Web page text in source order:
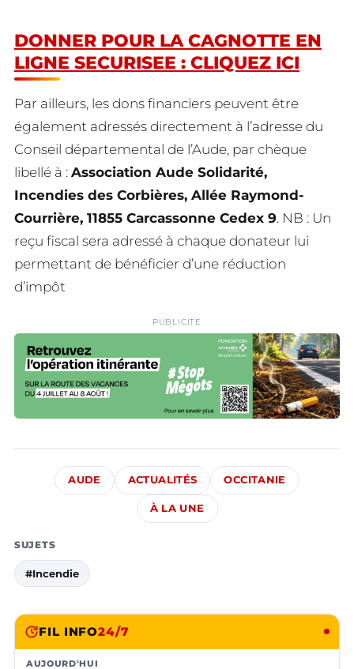
DONNER POUR LA CAGNOTTE EN
LIGNE SECURISEE : CLIQUEZ ICI
Par ailleurs, les dons financiers peuvent être
également adressés directement à l’adresse du
Conseil départemental de l’Aude, par chèque
libellé à : Association Aude Solidarité,
Incendies des Corbières, Allée Raymond-
Courrière, 11855 Carcassonne Cedex 9. NB : Un
reçu fiscal sera adressé à chaque donateur lui
permettant de bénéficier d’une réduction
d’impôt
PUBLICITÉ
AUDE ACTUALITÉS OCCITANIE
À LA UNE
SUJETS
#Incendie
FIL INFO24/7
AUJOURD'HUI